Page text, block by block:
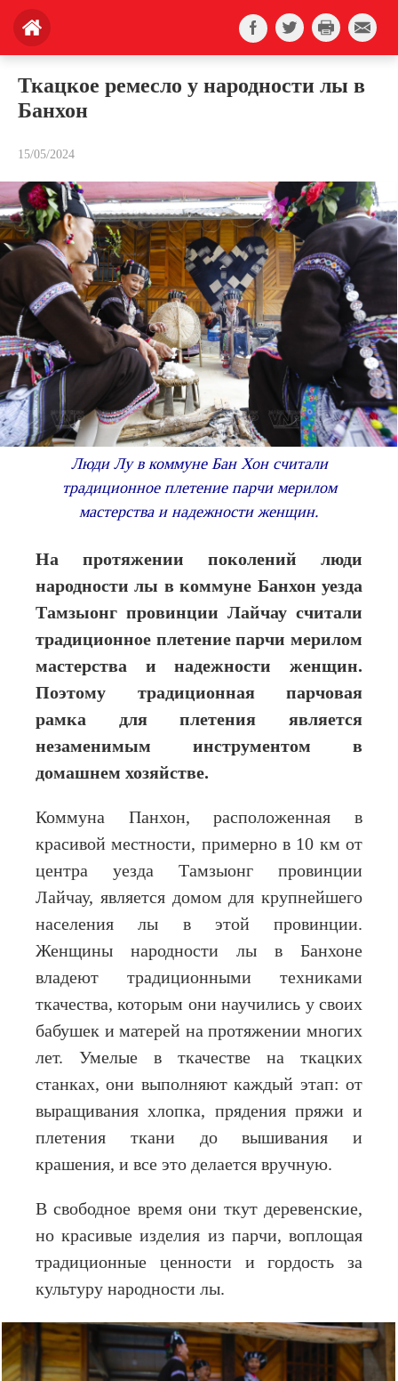
Ткацкое ремесло у народности лы в
Банхон
15/05/2024
Люди Лу в коммуне Бан Хон считали
традиционное плетение парчи мерилом
мастерства и надежности женщин.
На протяжении поколений люди
народности лы в коммуне Банхон уезда
Тамзыонг провинции Лайчау считали
традиционное плетение парчи мерилом
мастерства и надежности женщин.
Поэтому традиционная парчовая
рамка для плетения является
незаменимым инструментом в
домашнем хозяйстве.
Коммуна Панхон, расположенная в
красивой местности, примерно в 10 км от
центра уезда Тамзыонг провинции
Лайчау, является домом для крупнейшего
населения лы в этой провинции.
Женщины народности лы в Банхоне
владеют традиционными техниками
ткачества, которым они научились у своих
бабушек и матерей на протяжении многих
лет. Умелые в ткачестве на ткацких
станках, они выполняют каждый этап: от
выращивания хлопка, прядения пряжи и
плетения ткани до вышивания и
крашения, и все это делается вручную.
В свободное время они ткут деревенские,
но красивые изделия из парчи, воплощая
традиционные ценности и гордость за
культуру народности лы.